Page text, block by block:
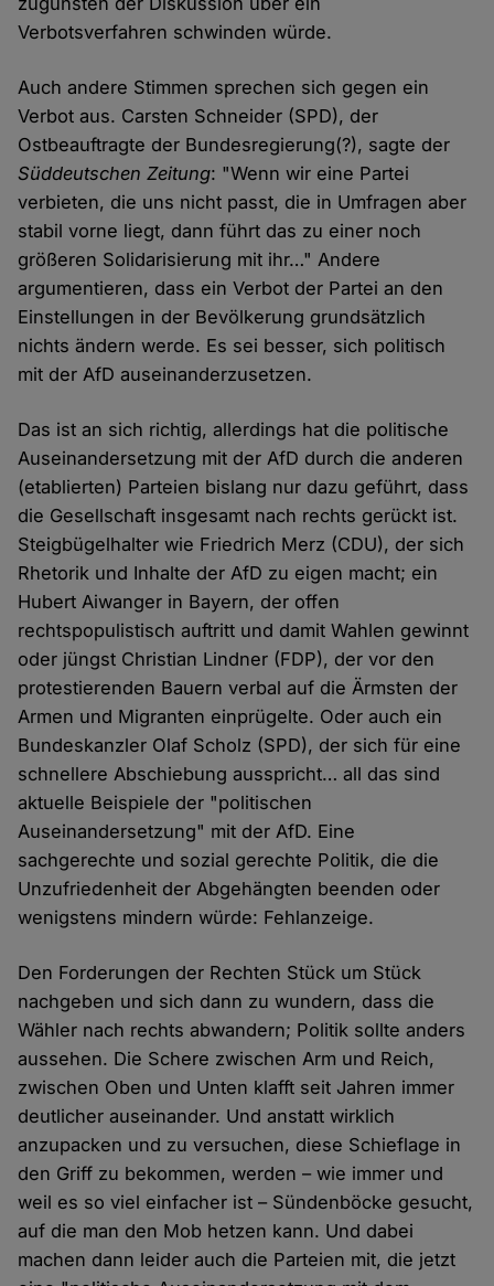
Verbotsverfahren schwinden würde.
Auch andere Stimmen sprechen sich gegen ein
Verbot aus. Carsten Schneider (SPD), der
Ostbeauftragte der Bundesregierung(?), sagte der
Süddeutschen Zeitung: "Wenn wir eine Partei
verbieten, die uns nicht passt, die in Umfragen aber
stabil vorne liegt, dann führt das zu einer noch
größeren Solidarisierung mit ihr…" Andere
argumentieren, dass ein Verbot der Partei an den
Einstellungen in der Bevölkerung grundsätzlich
nichts ändern werde. Es sei besser, sich politisch
mit der AfD auseinanderzusetzen.
Das ist an sich richtig, allerdings hat die politische
Auseinandersetzung mit der AfD durch die anderen
(etablierten) Parteien bislang nur dazu geführt, dass
die Gesellschaft insgesamt nach rechts gerückt ist.
Steigbügelhalter wie Friedrich Merz (CDU), der sich
Rhetorik und Inhalte der AfD zu eigen macht; ein
Hubert Aiwanger in Bayern, der offen
rechtspopulistisch auftritt und damit Wahlen gewinnt
oder jüngst Christian Lindner (FDP), der vor den
protestierenden Bauern verbal auf die Ärmsten der
Armen und Migranten einprügelte. Oder auch ein
Bundeskanzler Olaf Scholz (SPD), der sich für eine
schnellere Abschiebung ausspricht… all das sind
aktuelle Beispiele der "politischen
Auseinandersetzung" mit der AfD. Eine
sachgerechte und sozial gerechte Politik, die die
Unzufriedenheit der Abgehängten beenden oder
wenigstens mindern würde: Fehlanzeige.
Den Forderungen der Rechten Stück um Stück
nachgeben und sich dann zu wundern, dass die
Wähler nach rechts abwandern; Politik sollte anders
aussehen. Die Schere zwischen Arm und Reich,
zwischen Oben und Unten klafft seit Jahren immer
deutlicher auseinander. Und anstatt wirklich
anzupacken und zu versuchen, diese Schieflage in
den Griff zu bekommen, werden – wie immer und
weil es so viel einfacher ist – Sündenböcke gesucht,
auf die man den Mob hetzen kann. Und dabei
machen dann leider auch die Parteien mit, die jetzt